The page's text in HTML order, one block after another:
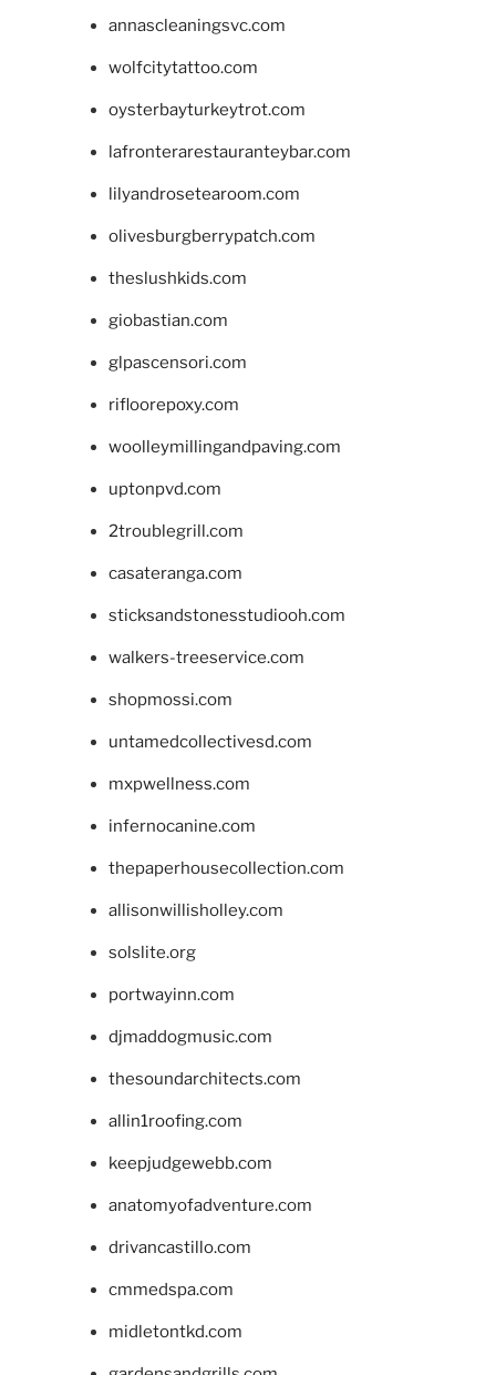
annascleaningsvc.com
wolfcitytattoo.com
oysterbayturkeytrot.com
lafronterarestauranteybar.com
lilyandrosetearoom.com
olivesburgberrypatch.com
theslushkids.com
giobastian.com
glpascensori.com
rifloorepoxy.com
woolleymillingandpaving.com
uptonpvd.com
2troublegrill.com
casateranga.com
sticksandstonesstudiooh.com
walkers-treeservice.com
shopmossi.com
untamedcollectivesd.com
mxpwellness.com
infernocanine.com
thepaperhousecollection.com
allisonwillisholley.com
solslite.org
portwayinn.com
djmaddogmusic.com
thesoundarchitects.com
allin1roofing.com
keepjudgewebb.com
anatomyofadventure.com
drivancastillo.com
cmmedspa.com
midletontkd.com